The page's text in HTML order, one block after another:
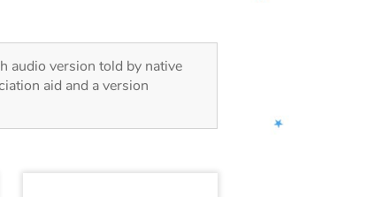
audio version told by native
aid and a version